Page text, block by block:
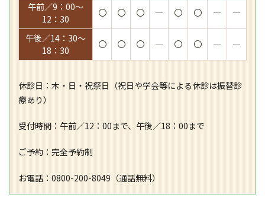
午前／9：00～
12：30
〇 〇 〇 ― 〇 〇 ― ―
午後／14：30～
18：30
〇 〇 〇 ― 〇 〇 ― ―
休診日：木・日・祝祭日（祝日や学会等による休診は振替診
療あり）
受付時間：午前／12：00まで、午後／18：00まで
ご予約：完全予約制
お電話：0800-200-8049（通話無料）